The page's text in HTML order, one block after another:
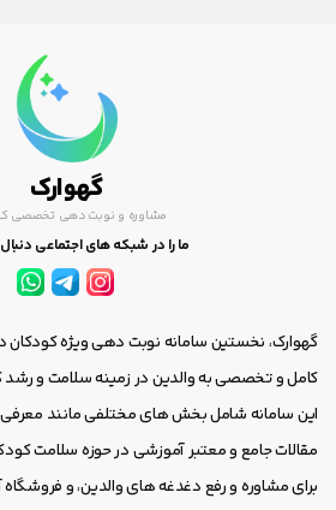
گهوارک
مشاوره و نوبت دهی تخصصی
ما را در شبکه های اجتماعی
گهوارک، نخستین سامانه نوبت دهی ویژه کودکان
کامل و تخصصی به والدین در زمینه سلامت و رشد
این سامانه شامل بخش های مختلفی مانند
مقالات جامع و معتبر آموزشی در حوزه سلامت
برای مشاوره و رفع دغدغه های والدین، و